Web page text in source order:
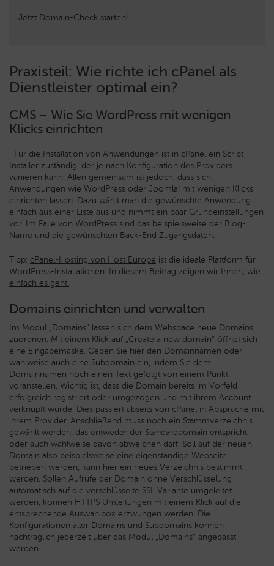
Jetzt Domain-Check starten!
Praxisteil: Wie richte ich cPanel als
Dienstleister optimal ein?
CMS – Wie Sie WordPress mit wenigen
Klicks einrichten
Für die Installation von Anwendungen ist in cPanel ein Script-
Installer zuständig, der je nach Konfiguration des Providers
variieren kann. Allen gemeinsam ist jedoch, dass sich
Anwendungen wie WordPress oder Joomla! mit wenigen Klicks
einrichten lassen. Dazu wählt man die gewünschte Anwendung
einfach aus einer Liste aus und nimmt ein paar Grundeinstellungen
vor. Im Falle von WordPress sind das beispielsweise der Blog-
Name und die gewünschten Back-End Zugangsdaten.
Tipp: cPanel-Hosting von Host Europe ist die ideale Plattform für
WordPress-Installationen. In diesem Beitrag zeigen wir Ihnen, wie
einfach es geht.
Domains einrichten und verwalten
Im Modul „Domains“ lassen sich dem Webspace neue Domains
zuordnen. Mit einem Klick auf „Create a new domain“ öffnet sich
eine Eingabemaske. Geben Sie hier den Domainnamen oder
wahlweise auch eine Subdomain ein, indem Sie dem
Domainnamen noch einen Text gefolgt von einem Punkt
voranstellen. Wichtig ist, dass die Domain bereits im Vorfeld
erfolgreich registriert oder umgezogen und mit ihrem Account
verknüpft wurde. Dies passiert abseits von cPanel in Absprache mit
ihrem Provider. Anschließend muss noch ein Stammverzeichnis
gewählt werden, das entweder der Standarddomain entspricht
oder auch wahlweise davon abweichen darf. Soll auf der neuen
Domain also beispielsweise eine eigenständige Webseite
betrieben werden, kann hier ein neues Verzeichnis bestimmt
werden. Sollen Aufrufe der Domain ohne Verschlüsselung
automatisch auf die verschlüsselte SSL Variante umgeleitet
werden, können HTTPS Umleitungen mit einem Klick auf die
entsprechende Auswahlbox erzwungen werden. Die
Konfigurationen aller Domains und Subdomains können
nachträglich jederzeit über das Modul „Domains“ angepasst
werden.